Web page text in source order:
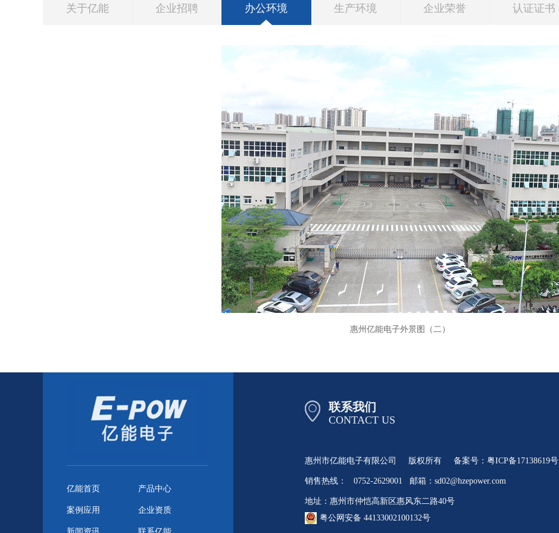
关于亿能 企业招聘 办公环境 生产环境 企业荣誉 认证证书
惠州亿能电子外景图（二）
亿能首页 产品中心
案例应用 企业资质
联系我们
CONTACT US
惠州市亿能电子有限公司 版权所有 备案号： 粤ICP备17138619号
销售热线： 0752-2629001 邮箱：sd02@hzepower.com
地址：惠州市仲恺高新区惠风东二路40号
粤公网安备 44133002100132号